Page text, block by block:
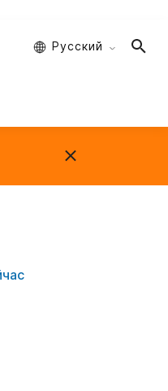
Русский